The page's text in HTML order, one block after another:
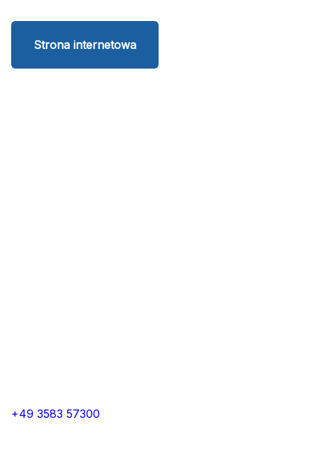
Strona internetowa
+49 3583 57300